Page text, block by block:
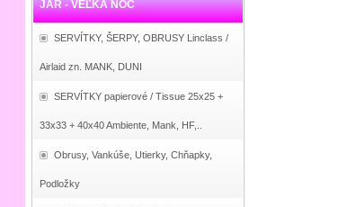
JAR - VEĽKÁ NOC
SERVÍTKY, ŠERPY, OBRUSY Linclass /
Airlaid zn. MANK, DUNI
SERVÍTKY papierové / Tissue 25x25 +
33x33 + 40x40 Ambiente, Mank, HF,..
Obrusy, Vankúše, Utierky, Chňapky,
Podložky